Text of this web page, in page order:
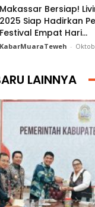
Makassar Bersiap!
2025 Siap Hadirkan
Festival Empat Hari...
KabarMuaraTeweh -
LAINNYA